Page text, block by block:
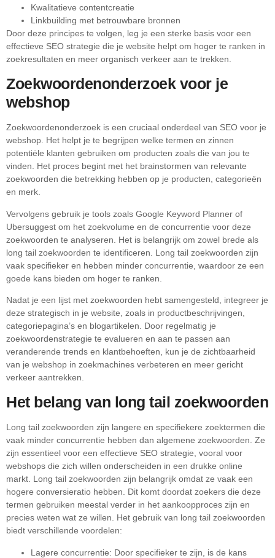
Kwalitatieve contentcreatie
Linkbuilding met betrouwbare bronnen
Door deze principes te volgen, leg je een sterke basis voor een
effectieve SEO strategie die je website helpt om hoger te ranken in
zoekresultaten en meer organisch verkeer aan te trekken.
Zoekwoordenonderzoek voor je
webshop
Zoekwoordenonderzoek is een cruciaal onderdeel van SEO voor je
webshop. Het helpt je te begrijpen welke termen en zinnen
potentiële klanten gebruiken om producten zoals die van jou te
vinden. Het proces begint met het brainstormen van relevante
zoekwoorden die betrekking hebben op je producten, categorieën
en merk.
Vervolgens gebruik je tools zoals Google Keyword Planner of
Ubersuggest om het zoekvolume en de concurrentie voor deze
zoekwoorden te analyseren. Het is belangrijk om zowel brede als
long tail zoekwoorden te identificeren. Long tail zoekwoorden zijn
vaak specifieker en hebben minder concurrentie, waardoor ze een
goede kans bieden om hoger te ranken.
Nadat je een lijst met zoekwoorden hebt samengesteld, integreer je
deze strategisch in je website, zoals in productbeschrijvingen,
categoriepagina’s en blogartikelen. Door regelmatig je
zoekwoordenstrategie te evalueren en aan te passen aan
veranderende trends en klantbehoeften, kun je de zichtbaarheid
van je webshop in zoekmachines verbeteren en meer gericht
verkeer aantrekken.
Het belang van long tail zoekwoorden
Long tail zoekwoorden zijn langere en specifiekere zoektermen die
vaak minder concurrentie hebben dan algemene zoekwoorden. Ze
zijn essentieel voor een effectieve SEO strategie, vooral voor
webshops die zich willen onderscheiden in een drukke online
markt. Long tail zoekwoorden zijn belangrijk omdat ze vaak een
hogere conversieratio hebben. Dit komt doordat zoekers die deze
termen gebruiken meestal verder in het aankoopproces zijn en
precies weten wat ze willen. Het gebruik van long tail zoekwoorden
biedt verschillende voordelen:
Lagere concurrentie: Door specifieker te zijn, is de kans